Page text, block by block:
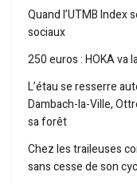
Quand l’UTMB Index
sociaux
250 euros : HOKA va
L’étau se resserre
Dambach-la-Ville,
sa forêt
Chez les traileuses
sans cesse de son